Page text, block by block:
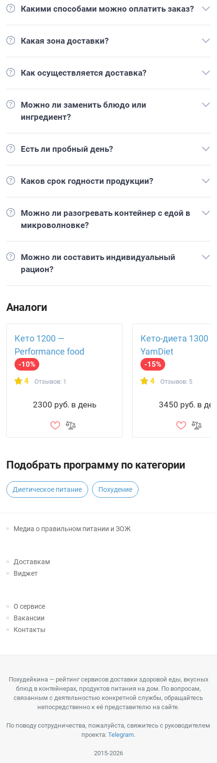
Какими способами можно оплатить заказ?
Какая зона доставки?
Как осуществляется доставка?
Можно ли заменить блюдо или
ингредиент?
Есть ли пробный день?
Каков срок годности продукции?
Можно ли разогревать контейнер с едой в
микроволновке?
Можно ли составить индивидуальный
рацион?
Аналоги
Кето 1200 —
Performance food
-10%
4 Отзывов: 1
2300 руб. в день
Кето-диета 1300 —
YamDiet
-15%
4 Отзывов: 5
3450 руб. в
Подобрать программу по категории
Диетическое питание Похудение
Медиа о правильном питании и ЗОЖ
Доставкам
Виджет
О сервисе
Вакансии
Контакты
Похудейкина — рейтинг сервисов доставки здоровой еды, вкусных
блюд в контейнерах, продуктов питания на дом. По вопросам,
связанным с деятельностью конкретной службы, обращайтесь
непосредственно к её представителю на сайте.
По поводу сотрудничества, пожалуйста, свяжитесь с руководителем
проекта:Telegram.
2015-2026